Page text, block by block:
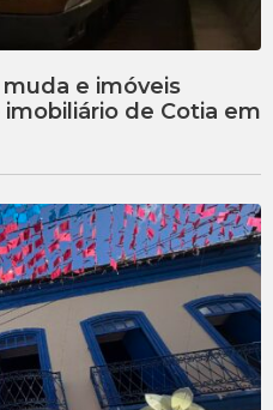
e imóveis
de Cotia em